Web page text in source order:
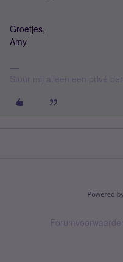
Groetjes,
Amy
Forumvoorwaarden